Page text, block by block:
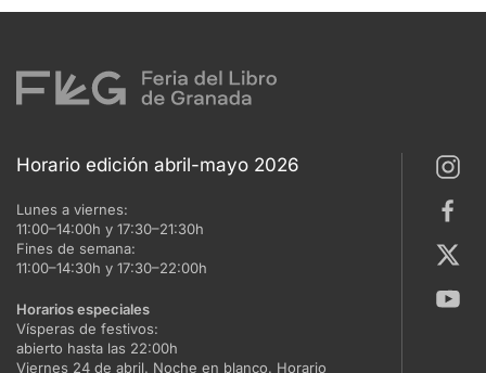
Horario edición abril-mayo 2026
Lunes a viernes:
11:00–14:00h y 17:30–21:30h
Fines de semana:
11:00–14:30h y 17:30–22:00h
Horarios especiales
Vísperas de festivos:
abierto hasta las 22:00h
Viernes 24 de abril. Noche en blanco. Horario